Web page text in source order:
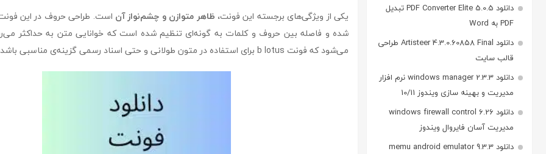
دانلود PDF Converter Elite 5.0.5 تبدیل
PDF به Word
دانلود Artisteer 4.3.0.60858 Final طراحی
قالب سایت
دانلود windows manager 2.3.3 نرم افزار
مدیریت و بهینه سازی ویندوز 10/11
دانلود windows firewall control 6.26
مدیریت آسان فایروال ویندوز
دانلود memu android emulator 9.3.3
یکی از ویژگی‌های برجسته این فونت، ظاهر متوازن و چشم‌نواز آن است. طراحی حروف در این
شده و فاصله بین حروف و کلمات به گونه‌ای تنظیم شده است که خوانایی متن به حداکثر
می‌شود که فونت b lotus برای استفاده در متون طولانی و حتی اسناد رسمی گزینه‌ی مناسبی باشد.